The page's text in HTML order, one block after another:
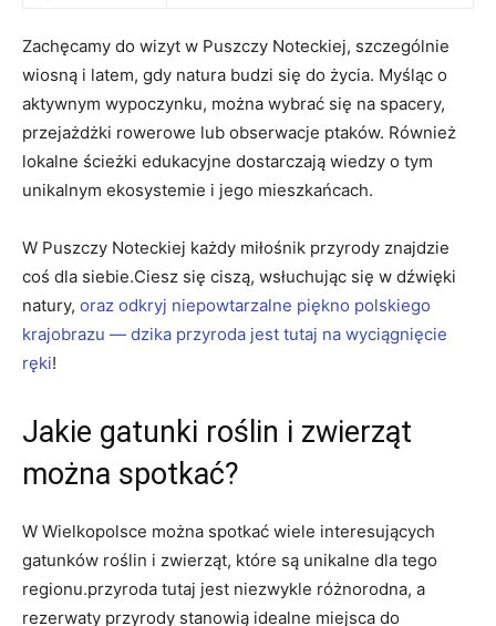
Zachęcamy ​do wizyt w Puszczy Noteckiej, ⁣szczególnie
wiosną‍ i latem, gdy⁤ natura budzi się do życia. Myśląc ​o ​
aktywnym wypoczynku, można ‌wybrać się na⁢ spacery,
przejażdżki ⁣rowerowe lub obserwacje ptaków. Również
lokalne ⁣ścieżki edukacyjne dostarczają wiedzy‍ o tym
unikalnym ekosystemie i jego mieszkańcach.
W Puszczy Noteckiej każdy miłośnik przyrody znajdzie
coś‍ dla ⁢siebie.Ciesz się ciszą, wsłuchując się ‍w⁣ dźwięki
natury, oraz⁢ odkryj niepowtarzalne piękno‍ polskiego
krajobrazu — dzika przyroda jest tutaj⁢ na wyciągnięcie
ręki!
Jakie gatunki roślin⁤ i ‍zwierząt
można spotkać?
W Wielkopolsce można spotkać ⁢wiele ⁢interesujących
gatunków​ roślin‌ i zwierząt, które są unikalne‍ dla tego
regionu.przyroda tutaj jest niezwykle różnorodna, a
rezerwaty przyrody stanowią idealne miejsca do⁤